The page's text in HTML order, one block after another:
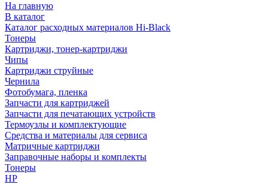
На главную
В каталог
Каталог расходных материалов Hi-Black
Тонеры
Картриджи, тонер-картриджи
Чипы
Картриджи струйные
Чернила
Фотобумага, пленка
Запчасти для картриджей
Запчасти для печатающих устройств
Термоузлы и комплектующие
Средства и материалы для сервиса
Матричные картриджи
Заправочные наборы и комплекты
Тонеры
HP